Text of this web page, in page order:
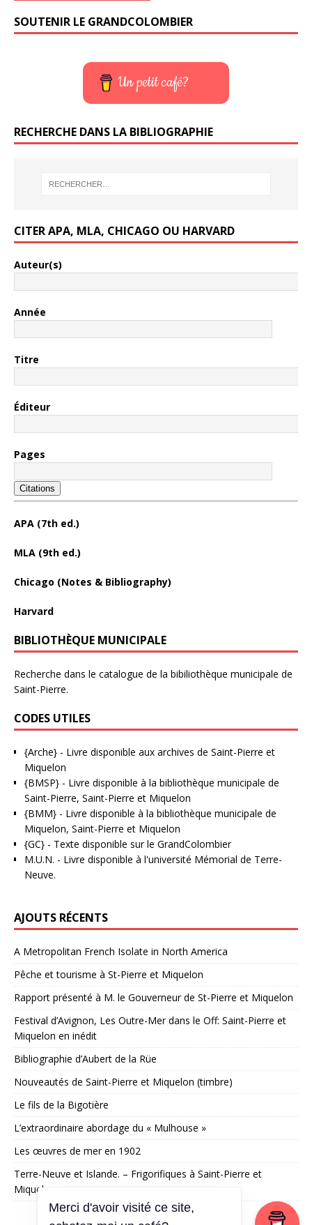
SOUTENIR LE GRANDCOLOMBIER
Un petit café?
RECHERCHE DANS LA BIBLIOGRAPHIE
CITER APA, MLA, CHICAGO OU HARVARD
Auteur(s)
Année
Titre
Éditeur
Pages
Citations
APA (7th ed.)
MLA (9th ed.)
Chicago (Notes & Bibliography)
Harvard
BIBLIOTHÈQUE MUNICIPALE
Recherche dans le catalogue de la bibiliothèque municipale de
Saint-Pierre.
CODES UTILES
{Arche} - Livre disponible aux archives de Saint-Pierre et
Miquelon
{BMSP} - Livre disponible à la bibliothèque municipale de
Saint-Pierre, Saint-Pierre et Miquelon
{BMM} - Livre disponible à la bibliothèque municipale de
Miquelon, Saint-Pierre et Miquelon
{GC} - Texte disponible sur le GrandColombier
M.U.N. - Livre disponible à l'université Mémorial de Terre-
Neuve.
AJOUTS RÉCENTS
A Metropolitan French Isolate in North America
Pêche et tourisme à St-Pierre et Miquelon
Rapport présenté à M. le Gouverneur de St-Pierre et Miquelon
Festival d’Avignon, Les Outre-Mer dans le Off: Saint-Pierre et
Miquelon en inédit
Bibliographie d’Aubert de la Rüe
Nouveautés de Saint-Pierre et Miquelon (timbre)
Le fils de la Bigotière
L’extraordinaire abordage du « Mulhouse »
Les œuvres de mer en 1902
Terre-Neuve et Islande. – Frigorifiques à Saint-Pierre et
Miquelon
Merci d'avoir visité ce site,